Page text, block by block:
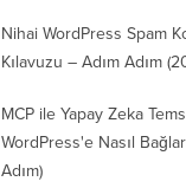
Nihai WordPress Spam
Kılavuzu – Adım Adım
MCP ile Yapay Zeka
WordPress'e Nasıl
Adım)